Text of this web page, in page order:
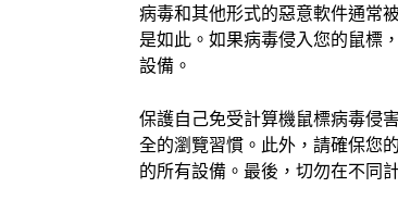
病毒和其他形式的惡意軟件通常
是如此。如果病毒侵入您的鼠標
設備。
保護自己免受計算機鼠標病毒侵
全的瀏覽習慣。此外，請確保您
的所有設備。最後，切勿在不同